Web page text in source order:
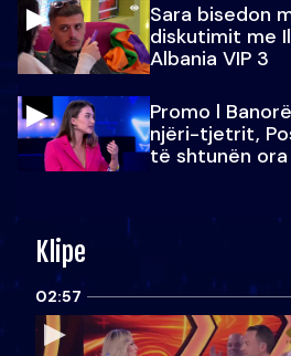
Sara bisedon
diskutimit me
Albania VIP 3
Promo l
njëri-tjetrit,
të shtunën ora
Klipe
02:57